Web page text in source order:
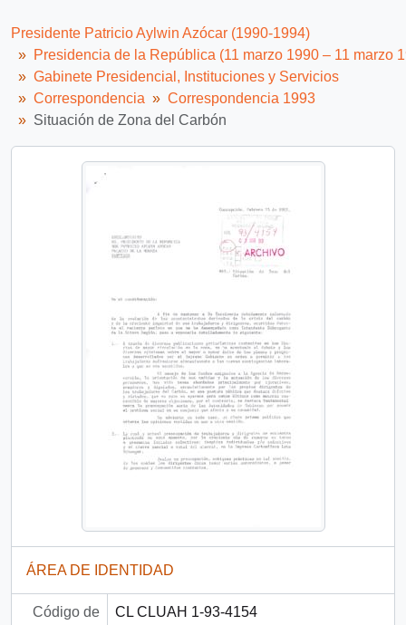
Presidente Patricio Aylwin Azócar (1990-1994)
Presidencia de la República (11 marzo 1990 – 11 marzo
Gabinete Presidencial, Instituciones y Servicios
Correspondencia
Correspondencia 1993
Situación de Zona del Carbón
ÁREA DE IDENTIDAD
Código de CL CLUAH 1-93-4154